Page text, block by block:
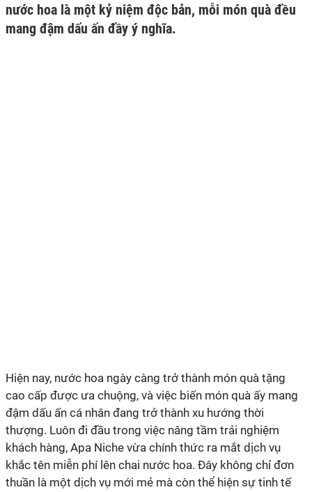
nước hoa là một kỷ niệm độc bản, mỗi món quà đều
mang đậm dấu ấn đầy ý nghĩa.
Hiện nay, nước hoa ngày càng trở thành món quà tặng
cao cấp được ưa chuộng, và việc biến món quà ấy mang
đậm dấu ấn cá nhân đang trở thành xu hướng thời
thượng. Luôn đi đầu trong việc nâng tầm trải nghiệm
khách hàng, Apa Niche vừa chính thức ra mắt dịch vụ
khắc tên miễn phí lên chai nước hoa. Đây không chỉ đơn
thuần là một dịch vụ mới mẻ mà còn thể hiện sự tinh tế